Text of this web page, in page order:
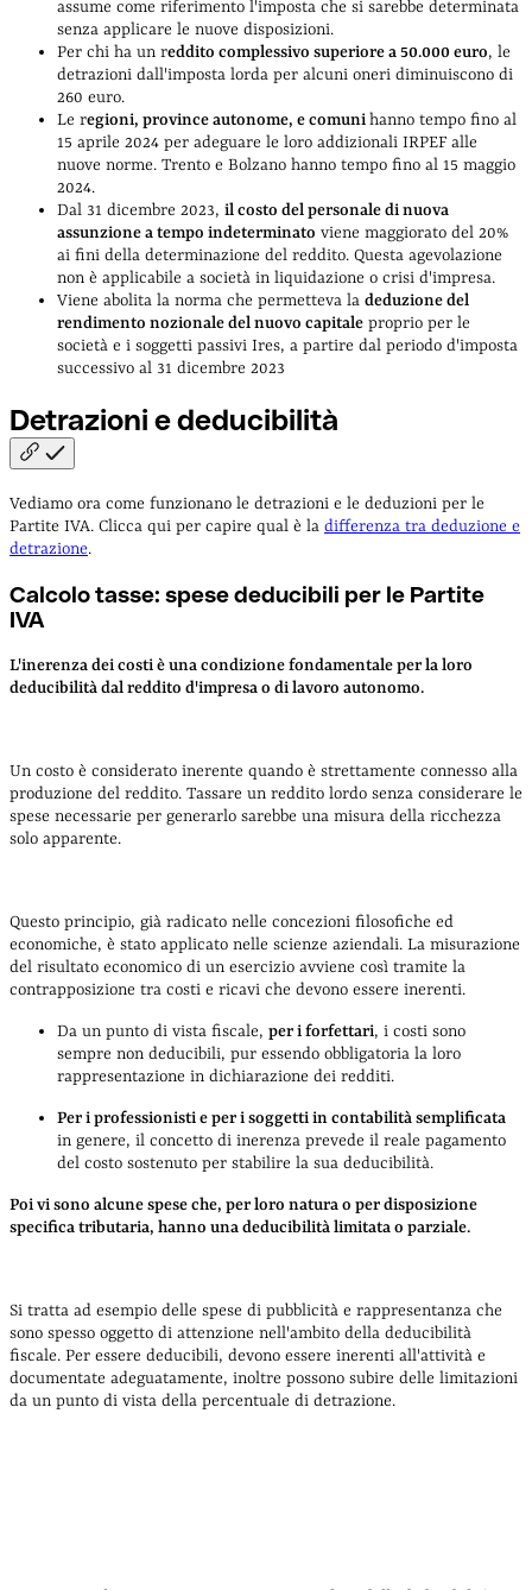
assume come riferimento l'imposta che si sarebbe determinata
senza applicare le nuove disposizioni.
Per chi ha un reddito complessivo superiore a 50.000 euro, le
detrazioni dall'imposta lorda per alcuni oneri diminuiscono di
260 euro.
Le regioni, province autonome, e comunihanno tempo fino al
15 aprile 2024 per adeguare le loro addizionali IRPEF alle
nuove norme. Trento e Bolzano hanno tempo fino al 15 maggio
2024.
Dal 31 dicembre 2023, il costo del personale di nuova
assunzione a tempo indeterminato viene maggiorato del 20%
ai fini della determinazione del reddito. Questa agevolazione
non è applicabile a società in liquidazione o crisi d'impresa.
Viene abolita la norma che permetteva la deduzione del
rendimento nozionale del nuovo capitale proprio per le
società e i soggetti passivi Ires, a partire dal periodo d'imposta
successivo al 31 dicembre 2023
Detrazioni ededucibilità
Vediamo ora come funzionano le detrazioni e le deduzioni per le
Partite IVA. Clicca qui per capire qual è la differenza tra deduzione e
detrazione.
Calcolo tasse: spese deducibili per le Partite
IVA
L'inerenza dei costi è una condizione fondamentale per la loro
deducibilità dal reddito d'impresa o di lavoro autonomo.
Un costo è considerato inerente quando è strettamente connesso alla
produzione del reddito. Tassare un reddito lordo senza considerare le
spese necessarie per generarlo sarebbe una misura della ricchezza
solo apparente.
Questo principio, già radicato nelle concezioni filosofiche ed
economiche, è stato applicato nelle scienze aziendali. La misurazione
del risultato economico di un esercizio avviene così tramite la
contrapposizione tra costi e ricavi che devono essere inerenti.
Da un punto di vista fiscale, per i forfettari, i costi sono
sempre non deducibili, pur essendo obbligatoria la loro
rappresentazione in dichiarazione dei redditi.
Per i professionisti e per i soggetti in contabilità semplificata
in genere, il concetto di inerenza prevede il reale pagamento
del costo sostenuto per stabilire la sua deducibilità.
Poi vi sono alcune spese che, per loro natura o per disposizione
specifica tributaria, hanno una deducibilità limitata o parziale.
Si tratta ad esempio delle spese di pubblicità e rappresentanza che
sono spesso oggetto di attenzione nell'ambito della deducibilità
fiscale. Per essere deducibili, devono essere inerenti all'attività e
documentate adeguatamente, inoltre possono subire delle limitazioni
da un punto di vista della percentuale di detrazione.